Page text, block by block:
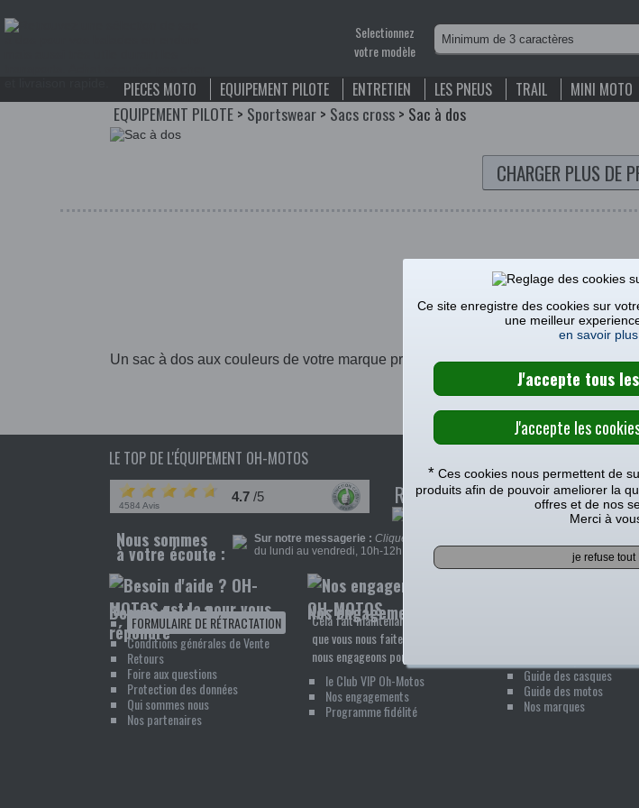
Selectionnez
votre modèle
PIECES MOTO EQUIPEMENT PILOTE ENTRETIEN LES PNEUS TRAIL MINI MOTO
EQUIPEMENT PILOTE> Sportswear> Sacs cross> Sac à dos
CHARGER PLUS DE
VOS PRODUITS SONT EN
Un sac à dos aux couleurs de votre marque préférée. Cela vous donnera un look
LE TOP DE L'ÉQUIPEMENT OH-MOTOS
4584 Avis
4.7 /5 RETROUVEZ NOUS SUR
Nous sommes
à votre écoute :
Sur notre messagerie : Cliquez sur le logo en bas à droite
du lundi au vendredi, 10h-12h / 13h-16h ou par courriel :
contact@oh-
Besoin d'aide ?
FORMULAIRE DE RÉTRACTATION
Conditions générales de Vente
Retours
Foire aux questions
Protection des données
Qui sommes nous
Nos partenaires
Nos engagements
Cela fait maintenant plus de 14 ans
que vous nous faites confiance. Nous
nous engageons pour vous satisfaire.
le Club VIP Oh-Motos
Nos engagements
Programme fidélité
Guide des casques
Guide des motos
Nos marques
Ce site enregistre des cookies sur
une meilleur
en savoir plus
* Ces cookies nous permettent de
produits afin de pouvoir ameliorer la
offres et de nos
Merci à